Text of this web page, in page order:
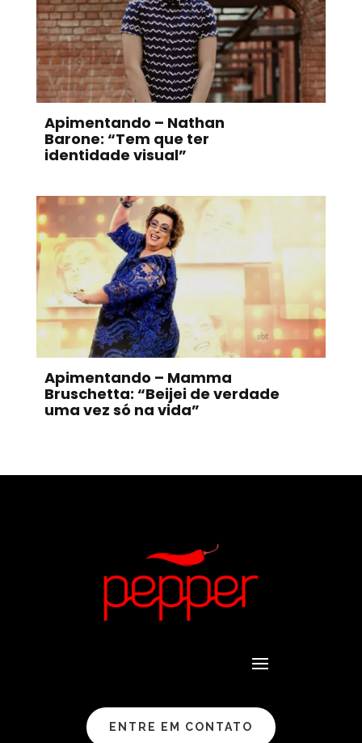
Apimentando – Nathan
Barone: “Tem que ter
identidade visual”
Apimentando – Mamma
Bruschetta: “Beijei de verdade
uma vez só na vida”
ENTRE EM CONTATO